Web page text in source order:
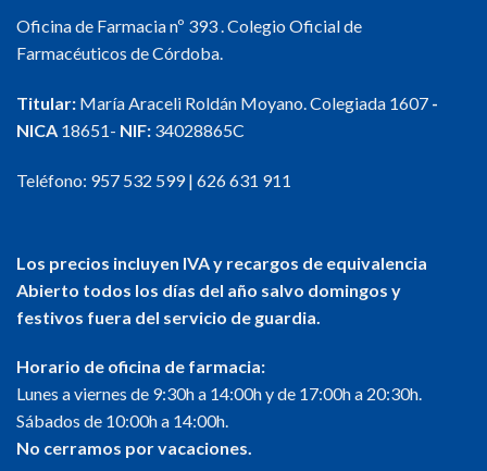
Oficina de Farmacia nº 393 . Colegio Oficial de
Farmacéuticos de Córdoba.
Titular: María Araceli Roldán Moyano. Colegiada 1607 -
NICA 18651- NIF: 34028865C
Teléfono: 957 532 599| 626 631 911
Los precios incluyen IVA y recargos de equivalencia
Abierto todos los días del año salvo domingos y
festivos fuera del servicio de guardia.
Horario de oficina de farmacia:
Lunes a viernes de 9:30h a 14:00h y de 17:00h a 20:30h.
Sábados de 10:00h a 14:00h.
No cerramos por vacaciones.